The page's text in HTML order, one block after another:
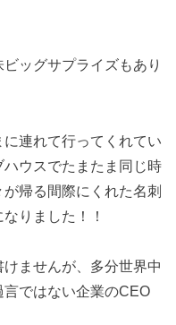
ッグサプライズもあり
連れて行ってくれてい
ウスでたまたま同じ時
帰る間際にくれた名刺
りました！！
ませんが、多分世界中
ではない企業のCEO